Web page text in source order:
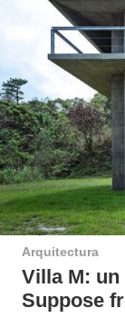
Arquitectura
Villa M:
Suppose